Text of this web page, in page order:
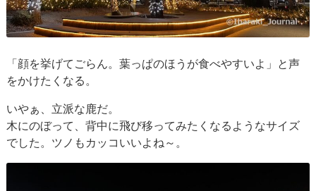
「顔を挙げてごらん。葉っぱのほうが食べやすいよ」と声
をかけたくなる。
いやぁ、立派な鹿だ。
木にのぼって、背中に飛び移ってみたくなるようなサイズ
でした。ツノもカッコいいよね～。